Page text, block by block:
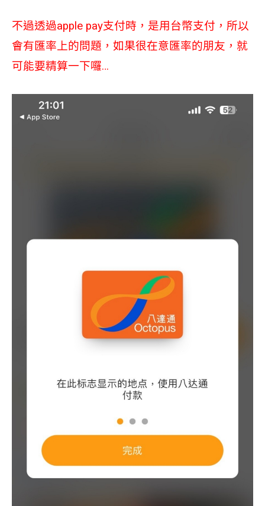
不過透過apple pay支付時，是用台幣支付，所以
會有匯率上的問題，如果很在意匯率的朋友，就
可能要精算一下囉…